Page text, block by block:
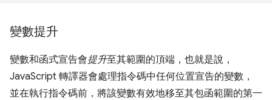
變數提升
變數和函式宣告會提升至其範圍的頂端，也就是說，
JavaScript 轉譯器會處理指令碼中任何位置宣告的變數，
並在執行指令碼前，將該變數有效地移至其包函範圍的第一